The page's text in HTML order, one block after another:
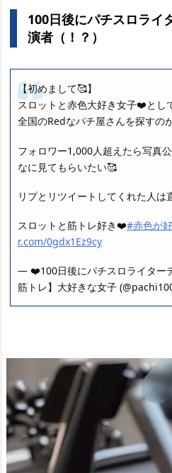
100日後にパチスロライ
演者（！？）
【初めまして🥰】
スロットと赤色大好き女子❤️とし
全国のRedなパチ屋さんを探すの
フォロワー1,000人超えたら写真
なに見てもらいたい🥰
リプとリツイートしてくれた人
スロットと筋トレ好き❤️#赤色が
r.com/0gdx1Ez9cy
— ❤️100日後にパチスロライター
筋トレ】大好きな女子